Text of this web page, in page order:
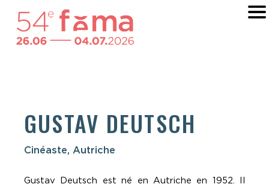
GUSTAV DEUTSCH
Cinéaste, Autriche
Gustav Deutsch est né en Autriche en 1952. Il